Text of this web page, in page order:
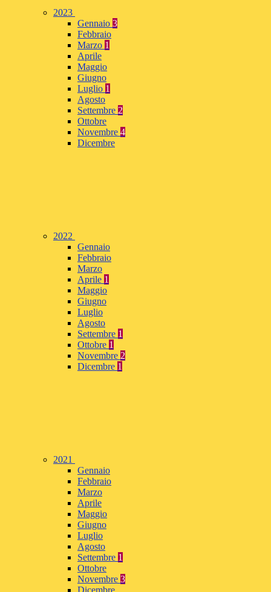
2023
Gennaio 3
Febbraio
Marzo 1
Aprile
Maggio
Giugno
Luglio 1
Agosto
Settembre 2
Ottobre
Novembre 4
Dicembre
2022
Gennaio
Febbraio
Marzo
Aprile 1
Maggio
Giugno
Luglio
Agosto
Settembre 1
Ottobre 1
Novembre 2
Dicembre 1
2021
Gennaio
Febbraio
Marzo
Aprile
Maggio
Giugno
Luglio
Agosto
Settembre 1
Ottobre
Novembre 3